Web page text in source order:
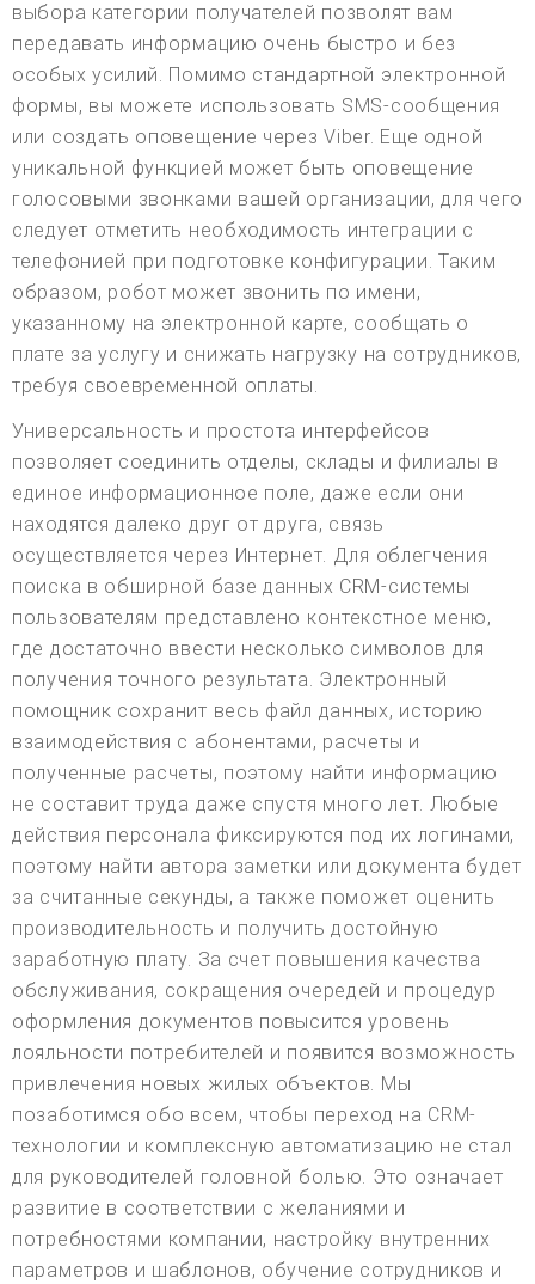
выбора категории получателей позволят вам
передавать информацию очень быстро и без
особых усилий. Помимо стандартной электронной
формы, вы можете использовать SMS-сообщения
или создать оповещение через Viber. Еще одной
уникальной функцией может быть оповещение
голосовыми звонками вашей организации, для чего
следует отметить необходимость интеграции с
телефонией при подготовке конфигурации. Таким
образом, робот может звонить по имени,
указанному на электронной карте, сообщать о
плате за услугу и снижать нагрузку на сотрудников,
требуя своевременной оплаты.
Универсальность и простота интерфейсов
позволяет соединить отделы, склады и филиалы в
единое информационное поле, даже если они
находятся далеко друг от друга, связь
осуществляется через Интернет. Для облегчения
поиска в обширной базе данных CRM-системы
пользователям представлено контекстное меню,
где достаточно ввести несколько символов для
получения точного результата. Электронный
помощник сохранит весь файл данных, историю
взаимодействия с абонентами, расчеты и
полученные расчеты, поэтому найти информацию
не составит труда даже спустя много лет. Любые
действия персонала фиксируются под их логинами,
поэтому найти автора заметки или документа будет
за считанные секунды, а также поможет оценить
производительность и получить достойную
заработную плату. За счет повышения качества
обслуживания, сокращения очередей и процедур
оформления документов повысится уровень
лояльности потребителей и появится возможность
привлечения новых жилых объектов. Мы
позаботимся обо всем, чтобы переход на CRM-
технологии и комплексную автоматизацию не стал
для руководителей головной болью. Это означает
развитие в соответствии с желаниями и
потребностями компании, настройку внутренних
параметров и шаблонов, обучение сотрудников и